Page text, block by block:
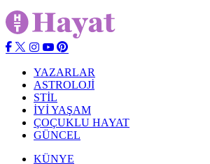
YAZARLAR
ASTROLOJİ
STİL
İYİ YAŞAM
ÇOÇUKLU HAYAT
GÜNCEL
KÜNYE